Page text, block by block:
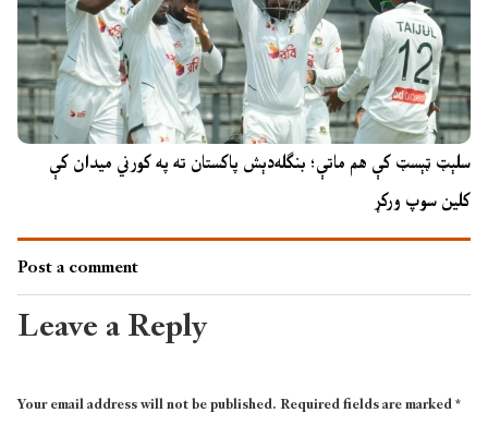
سلېټ ټېسټ کې هم ماتې؛ بنګله‌دېش پاکستان ته په کورني میدان کې
کلین سوپ ورکړ
Post a comment
Leave a Reply
Your email address will not be published.Required fields are marked*